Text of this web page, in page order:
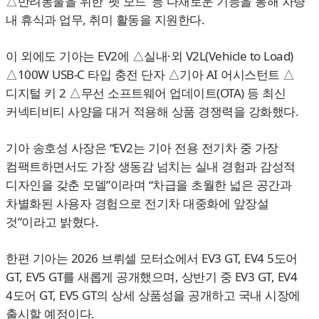
내 휴식과 업무, 취미 활동을 지원한다.
이 외에도 기아는 EV2에 △실내·외 V2L(Vehicle to Load)
△100W USB-C 타입 충전 단자 △기아 AI 어시스턴트 △
디지털 키 2 △무선 소프트웨어 업데이트(OTA) 등 최신
커넥티비티 사양을 대거 적용해 상품 경쟁력을 강화했다.
기아 송호성 사장은 “EV2는 기아 전용 전기차 중 가장
컴팩트하면서도 가장 생동감 넘치는 실내 경험과 감성적
디자인을 갖춘 모델”이라며 “차급을 초월한 넓은 공간과
차별화된 사용자 경험으로 전기차 대중화에 앞장설
것”이라고 밝혔다.
한편 기아는 2026 브뤼셀 모터쇼에서 EV3 GT, EV4 5도어
GT, EV5 GT를 새롭게 공개했으며, 상반기 중 EV3 GT, EV4
4도어 GT, EV5 GT의 상세 상품성을 공개하고 국내 시장에
출시할 예정이다.